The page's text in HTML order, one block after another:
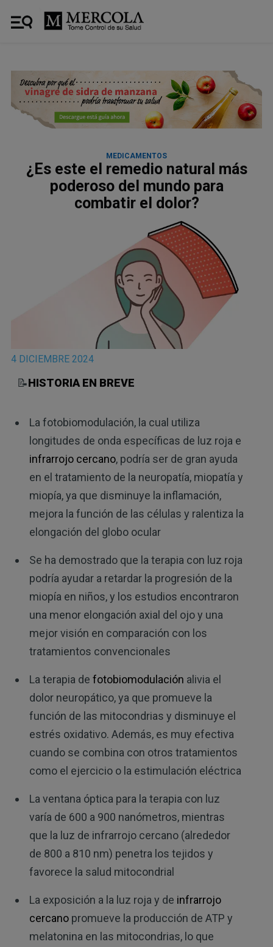
MEDICAMENTOS
¿Es este el remedio natural más
poderoso del mundo para
combatir el dolor?
4 DICIEMBRE 2024
📝HISTORIA EN BREVE
La fotobiomodulación, la cual utiliza
longitudes de onda específicas de luz roja e
infrarrojo cercano, podría ser de gran ayuda
en el tratamiento de la neuropatía, miopatía y
miopía, ya que disminuye la inflamación,
mejora la función de las células y ralentiza la
elongación del globo ocular
Se ha demostrado que la terapia con luz roja
podría ayudar a retardar la progresión de la
miopía en niños, y los estudios encontraron
una menor elongación axial del ojo y una
mejor visión en comparación con los
tratamientos convencionales
La terapia de fotobiomodulación alivia el
dolor neuropático, ya que promueve la
función de las mitocondrias y disminuye el
estrés oxidativo. Además, es muy efectiva
cuando se combina con otros tratamientos
como el ejercicio o la estimulación eléctrica
La ventana óptica para la terapia con luz
varía de 600 a 900 nanómetros, mientras
que la luz de infrarrojo cercano (alrededor
de 800 a 810 nm) penetra los tejidos y
favorece la salud mitocondrial
La exposición a la luz roja y de infrarrojo
cercanopromueve la producción de ATP y
melatonina en las mitocondrias, lo que